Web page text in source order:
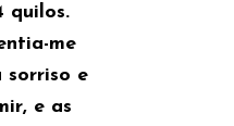
quilos.
me
sorriso e
e as